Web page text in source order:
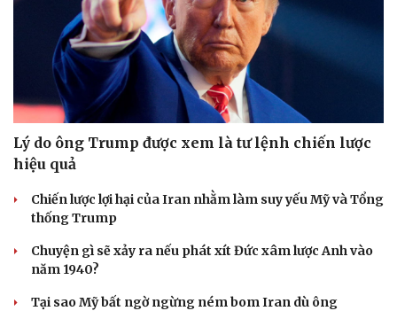
Lý do ông Trump được xem là tư lệnh chiến lược
hiệu quả
Chiến lược lợi hại của Iran nhằm làm suy yếu Mỹ và Tổng
thống Trump
Chuyện gì sẽ xảy ra nếu phát xít Đức xâm lược Anh vào
năm 1940?
Tại sao Mỹ bất ngờ ngừng ném bom Iran dù ông